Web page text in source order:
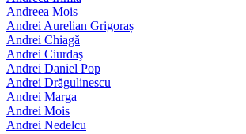
Andreea Mois
Andrei Aurelian Grigoraș
Andrei Chiagă
Andrei Ciurdaş
Andrei Daniel Pop
Andrei Drăgulinescu
Andrei Marga
Andrei Mois
Andrei Nedelcu